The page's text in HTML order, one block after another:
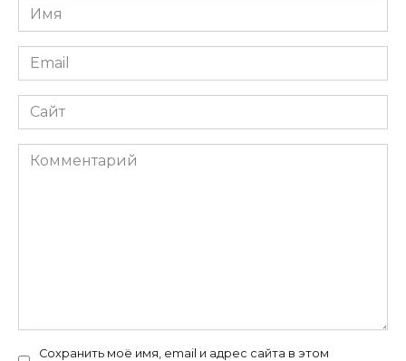
Имя
*
Email
*
Сайт
Комментарий
Сохранить моё имя, email и адрес сайта в этом